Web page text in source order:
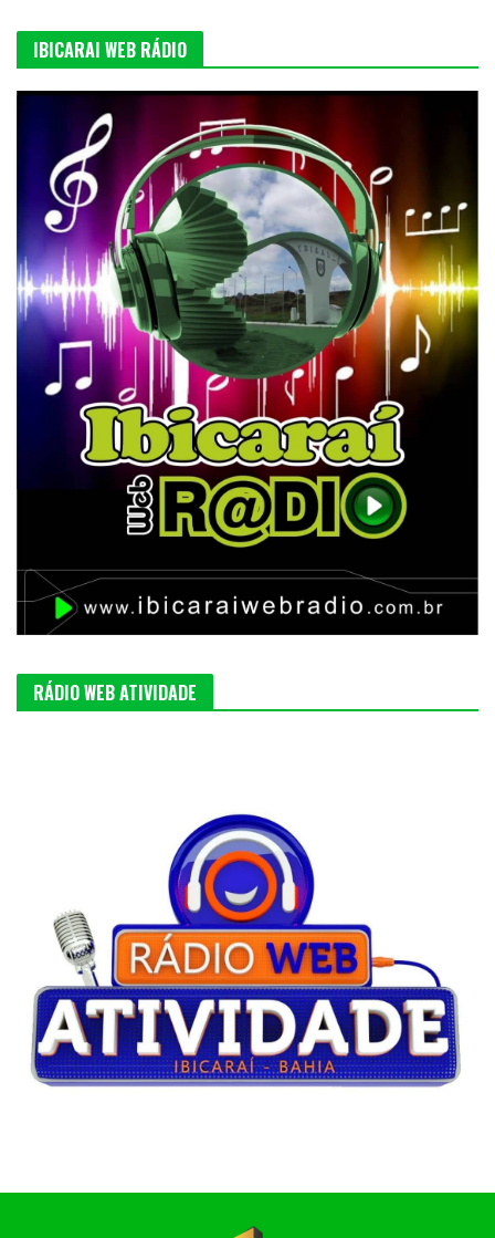
IBICARAI WEB RÁDIO
RÁDIO WEB ATIVIDADE